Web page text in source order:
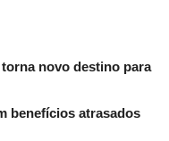
novo destino para
benefícios atrasados